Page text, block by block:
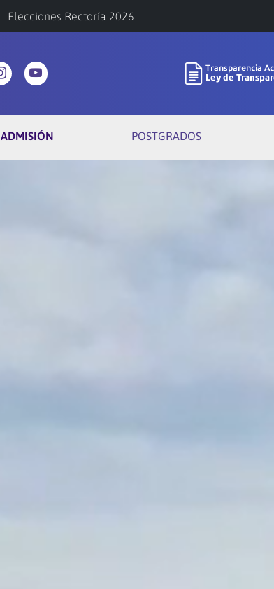
Elecciones Rectoría 2026
ADMISIÓN POSTGRADOS